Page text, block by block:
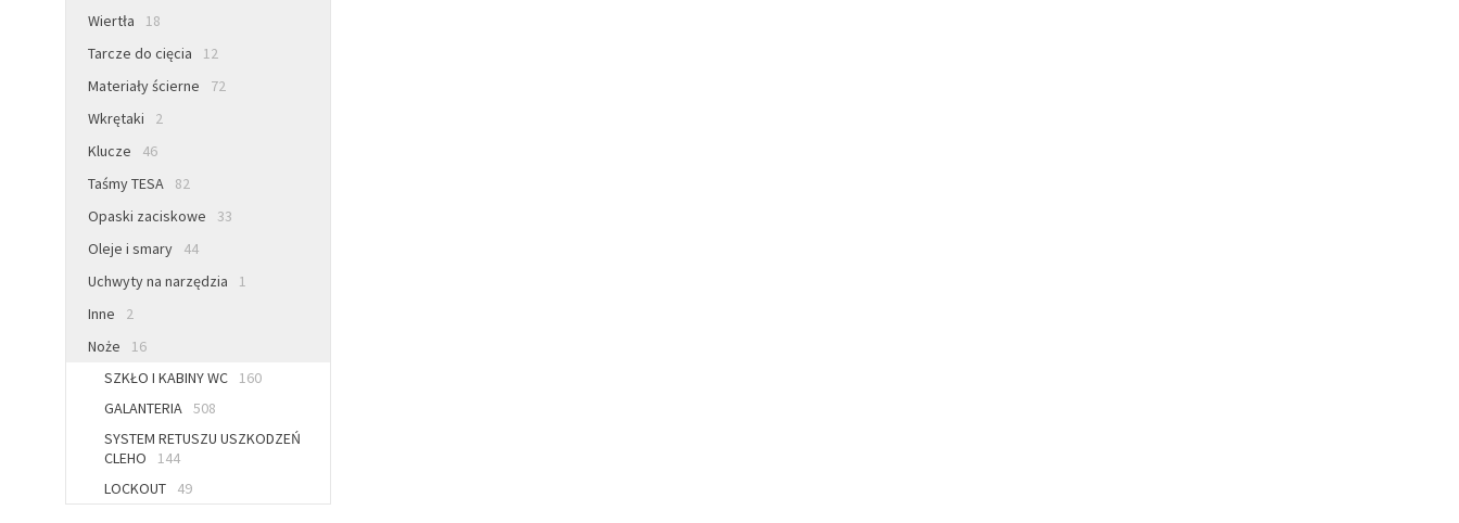
Wiertła
18
Tarcze do cięcia
12
Materiały ścierne
72
Wkrętaki
2
Klucze
46
Taśmy TESA
82
Opaski zaciskowe
33
Oleje i smary
44
Uchwyty na narzędzia
1
Inne
2
Noże
16
SZKŁO I KABINY WC
160
GALANTERIA 508
SYSTEM RETUSZU USZKODZEŃ
CLEHO
144
LOCKOUT
49